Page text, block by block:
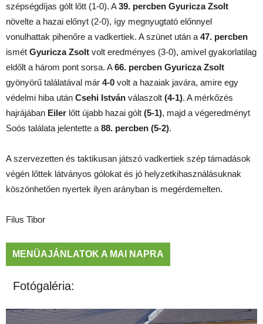
szépségdíjas gólt lőtt (1-0). A39. percben Gyuricza Zsolt
növelte a hazai előnyt (2-0), így megnyugtató előnnyel
vonulhattak pihenőre a vadkertiek. A szünet után a 47. percben
ismét Gyuricza Zsolt volt eredményes (3-0), amivel gyakorlatilag
eldőlt a három pont sorsa. A66. percben Gyuricza Zsolt
gyönyörű találatával már 4-0 volt a hazaiak javára, amire egy
védelmi hiba után Csehi István válaszolt (4-1). A mérkőzés
hajrájában Eiler lőtt újabb hazai gólt (5-1), majd a végeredményt
Soós találata jelentette a 88. percben (5-2).
A szervezetten és taktikusan játszó vadkertiek szép támadások
végén lőttek látványos gólokat és jó helyzetkihasználásuknak
köszönhetően nyertek ilyen arányban is megérdemelten.
Filus Tibor
MENÜAJÁNLATOK A MAI NAPRA
Fotógaléria: